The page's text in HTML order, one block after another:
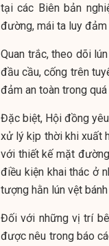
tại các Biên bản
đường, mái ta luy
Quan trắc, theo dõi
đầu cầu, cống trên
đảm an toàn trong
Đặc biệt, Hội đồng
xử lý kịp thời khi xuất
với thiết kế mặt
điều kiện khai thác ở
tượng hằn lún vệt bánh
Đối với những vị trí
được nêu trong báo